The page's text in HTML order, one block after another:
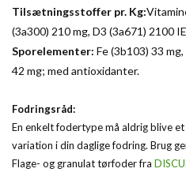
Tilsætningsstoffer pr. Kg:
(3a300) 210 mg, D3 (3a671) 2100
Sporelementer: Fe (3b103) 33
42 mg; med antioxidanter.
Fodringsråd:
En enkelt fodertype må aldrig blive
variation i din daglige fodring. Brug
Flage- og granulat tørfoder fra